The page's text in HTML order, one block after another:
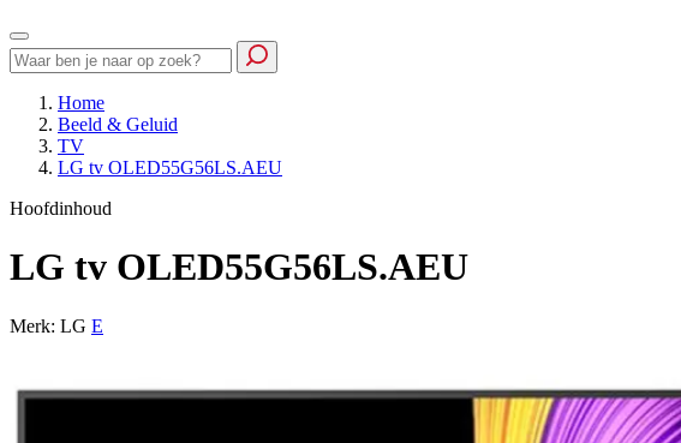
Home
Beeld & Geluid
TV
LG tv OLED55G56LS.AEU
Hoofdinhoud
LG tv OLED55G56LS.AEU
Merk: LG E